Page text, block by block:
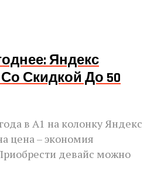
Яндекс
Скидкой До 50
в А1 на колонку Яндекс
цена – экономия
девайс можно